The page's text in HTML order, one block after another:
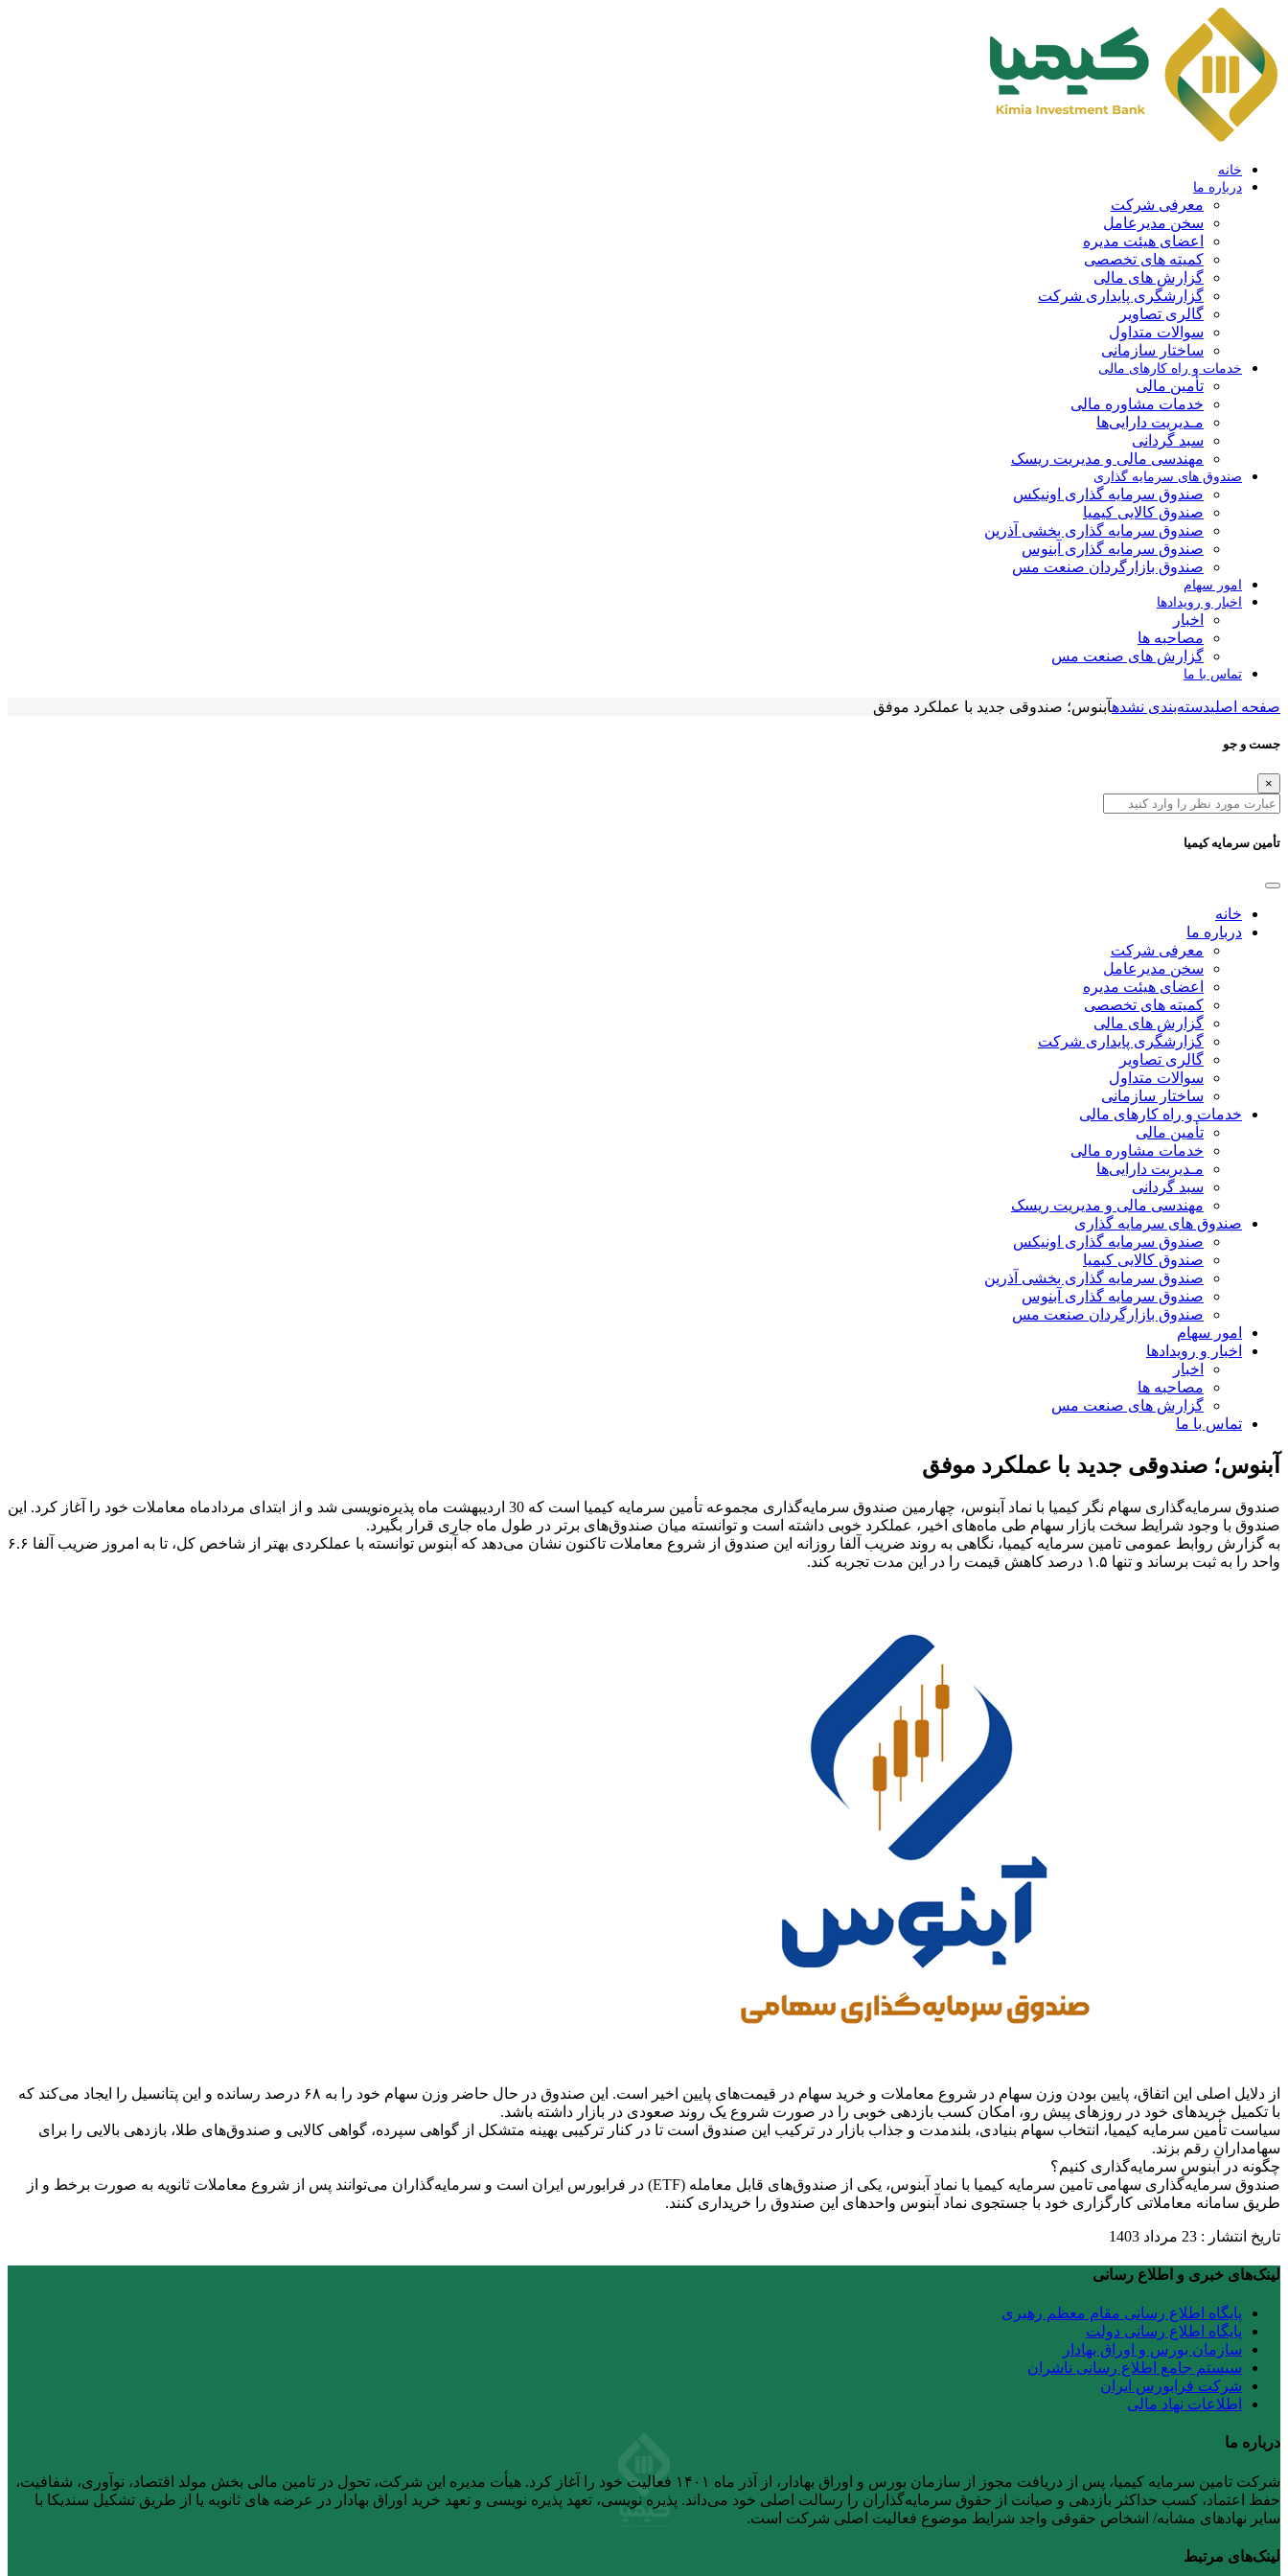
خانه
درباره ما
معرفی شرکت
سخن مدیرعامل
اعضای هیئت مدیره
کمیته های تخصصی
گزارش های مالی
گزارشگری پایداری شرکت
گالری تصاویر
سوالات متداول
ساختار سازمانی
خدمات و راه کارهای مالی
تأمین مالی
خدمات مشاوره مالی
مـدیریت دارایی‌ها
سبد گردانی
مهندسی مالی و مدیریت ریسک
صندوق های سرمایه گذاری
صندوق سرمایه گذاری اونیکس
صندوق کالایی کیمیا
صندوق سرمایه گذاری بخشی آذرین
صندوق سرمایه گذاری آبنوس
صندوق بازارگردان صنعت مس
امور سهام
اخبار و رویدادها
اخبار
مصاحبه ها
گزارش های صنعت مس
تماس با ما
صفحه اصلیدسته‌بندی نشدهآبنوس؛ صندوقی جدید با عملکرد موفق
جست و جو
×
تأمین سرمایه کیمیا
خانه
درباره ما
معرفی شرکت
سخن مدیرعامل
اعضای هیئت مدیره
کمیته های تخصصی
گزارش های مالی
گزارشگری پایداری شرکت
گالری تصاویر
سوالات متداول
ساختار سازمانی
خدمات و راه کارهای مالی
تأمین مالی
خدمات مشاوره مالی
مـدیریت دارایی‌ها
سبد گردانی
مهندسی مالی و مدیریت ریسک
صندوق های سرمایه گذاری
صندوق سرمایه گذاری اونیکس
صندوق کالایی کیمیا
صندوق سرمایه گذاری بخشی آذرین
صندوق سرمایه گذاری آبنوس
صندوق بازارگردان صنعت مس
امور سهام
اخبار و رویدادها
اخبار
مصاحبه ها
گزارش های صنعت مس
تماس با ما
آبنوس؛ صندوقی جدید با عملکرد موفق
صندوق سرمایه‌گذاری سهام نگر کیمیا با نماد آبنوس، چهارمین صندوق سرمایه‌گذاری مجموعه تأمین سرمایه کیمیا است که 30 اردیبهشت ماه پذیره‌نویسی شد و از ابتدای مردادماه معاملات خود را آغاز کرد. این
صندوق با وجود شرایط سخت بازار سهام طی ماه‌های اخیر، عملکرد خوبی داشته است و توانسته میان صندوق‌های برتر در طول ماه جاری قرار بگیرد.
به گزارش روابط عمومی تامین سرمایه کیمیا، نگاهی به روند ضریب آلفا روزانه این صندوق از شروع معاملات تاکنون نشان می‌دهد که آبنوس توانسته با عملکردی بهتر از شاخص کل، تا به امروز ضریب آلفا ۶.۶
واحد را به ثبت برساند و تنها ۱.۵ درصد کاهش قیمت را در این مدت تجربه کند.
از دلایل اصلی این اتفاق، پایین بودن وزن سهام در شروع معاملات و خرید سهام در قیمت‌های پایین اخیر است. این صندوق در حال حاضر وزن سهام خود را به ۶۸ درصد رسانده و این پتانسیل را ایجاد می‌کند که
با تکمیل خریدهای خود در روزهای پیش رو، امکان کسب بازدهی خوبی را در صورت شروع یک روند صعودی در بازار داشته باشد.
سیاست تأمین سرمایه کیمیا، انتخاب سهام بنیادی، بلندمدت و جذاب بازار در ترکیب این صندوق است تا در کنار ترکیبی بهینه متشکل از گواهی سپرده، گواهی کالایی و صندوق‌های طلا، بازدهی بالایی را برای
سهامداران رقم بزند.
چگونه در آبنوس سرمایه‌گذاری کنیم؟
صندوق سرمایه‌گذاری سهامی تامین سرمایه کیمیا با نماد آبنوس، یکی از صندوق‌های قابل معامله (ETF) در فرابورس ایران است و سرمایه‌گذاران می‌توانند پس از شروع معاملات ثانویه به صورت برخط و از
طریق‌ سامانه‌ معاملاتی کارگزاری‌ خود با جستجوی نماد آبنوس واحد‌های این صندوق را خریداری کنند.
تاریخ انتشار : 23 مرداد 1403
لینک‌های خبری و اطلاع رسانی
پایگاه اطلاع رسانی مقام معظم رهبری
پایگاه اطلاع رسانی دولت
سازمان بورس و اوراق بهادار
سیستم جامع اطلاع رسانی ناشران
شرکت فرابورس ایران
اطلاعات نهاد مالی
درباره ما
شرکت تامین سرمایه کیمیا، پس از دریافت مجوز از سازمان بورس و اوراق بهادار، از آذر ماه ۱۴۰۱ فعالیت خود را آغاز کرد. هیأت مدیره این شرکت، تحول در تامین مالی بخش مولد اقتصاد، نوآوری، شفافیت،
حفظ اعتماد، کسب حداکثر بازدهی و صیانت از حقوق سرمایه‌گذاران را رسالت اصلی خود می‌داند. پذیره نویسی، تعهد پذیره نویسی و تعهد خرید اوراق بهادار در عرضه های ثانویه یا از طریق تشکیل سندیکا با
سایر نهادهای مشابه/ اشخاص حقوقی واجد شرایط موضوع فعالیت اصلی شرکت است.
لینک‌های مرتبط